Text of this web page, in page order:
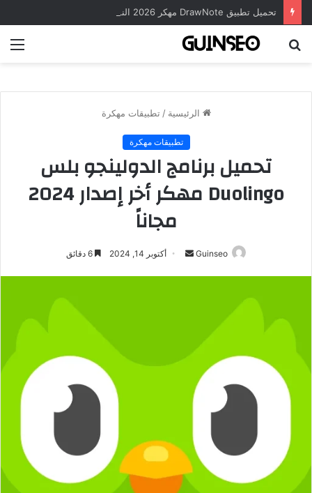
الرئيسية / تطبيقات مهكرة
تطبيقات مهكرة
تحميل برنامج الدولينجو بلس
Duolingo مهكر أخر إصدار 2024
مجاناً
Guinseo
أرسل أكتوبر 14, 2024